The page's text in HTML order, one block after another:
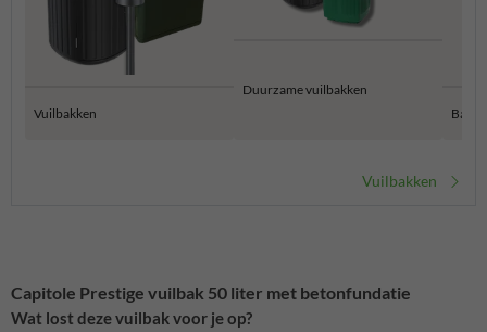
Vuilbakken
Duurzame vuilbakken
Vuilbakken
Capitole Prestige vuilbak 50 liter met betonfundatie
Wat lost deze vuilbak voor je op?